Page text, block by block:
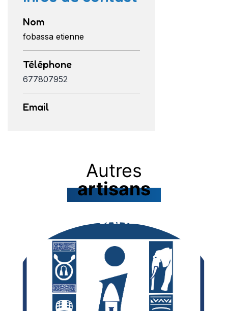
Nom
fobassa etienne
Téléphone
677807952
Email
Autres
artisans